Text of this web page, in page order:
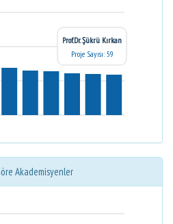
Prof.Dr. Şükrü Kırkan
Proje Sayısı: 59
Akademisyenler